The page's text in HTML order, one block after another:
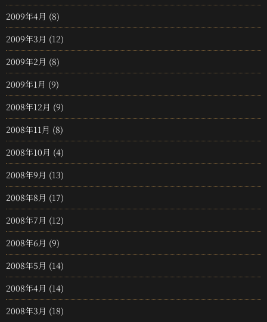
2009年4月 (8)
2009年3月 (12)
2009年2月 (8)
2009年1月 (9)
2008年12月 (9)
2008年11月 (8)
2008年10月 (4)
2008年9月 (13)
2008年8月 (17)
2008年7月 (12)
2008年6月 (9)
2008年5月 (14)
2008年4月 (14)
2008年3月 (18)